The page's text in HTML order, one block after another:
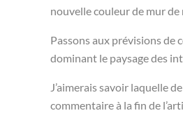
nouvelle couleur de mur de
Passons aux prévisions de
dominant le paysage des
J’aimerais savoir laquelle
commentaire à la fin de